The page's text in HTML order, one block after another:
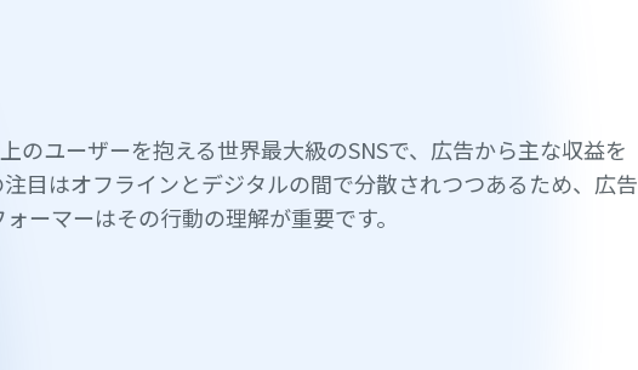
のユーザーを抱える世界最大級のSNSで、広告から主な収益を
注目はオフラインとデジタルの間で分散されつつあるため、広告
ーマーはその行動の理解が重要です。